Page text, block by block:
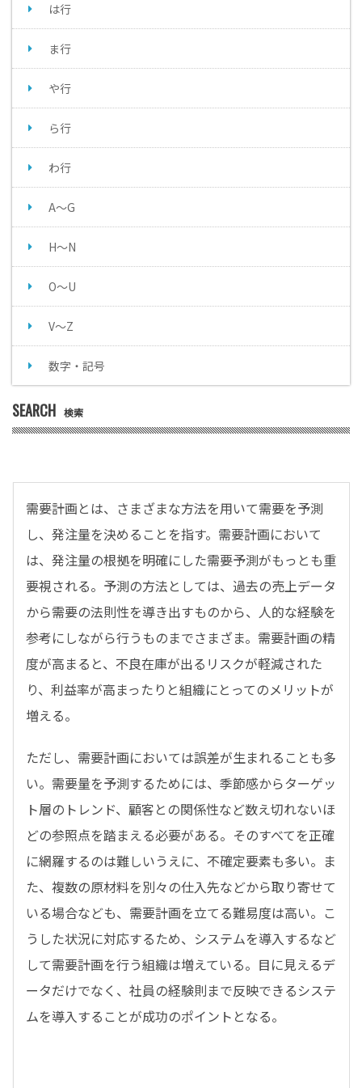
は行
ま行
や行
ら行
わ行
A～G
H～N
O～U
V～Z
数字・記号
SEARCH 検索
需要計画とは、さまざまな方法を用いて需要を予測
し、発注量を決めることを指す。需要計画において
は、発注量の根拠を明確にした需要予測がもっとも重
要視される。予測の方法としては、過去の売上データ
から需要の法則性を導き出すものから、人的な経験を
参考にしながら行うものまでさまざま。需要計画の精
度が高まると、不良在庫が出るリスクが軽減された
り、利益率が高まったりと組織にとってのメリットが
増える。
ただし、需要計画においては誤差が生まれることも多
い。需要量を予測するためには、季節感からターゲッ
ト層のトレンド、顧客との関係性など数え切れないほ
どの参照点を踏まえる必要がある。そのすべてを正確
に網羅するのは難しいうえに、不確定要素も多い。ま
た、複数の原材料を別々の仕入先などから取り寄せて
いる場合なども、需要計画を立てる難易度は高い。こ
うした状況に対応するため、システムを導入するなど
して需要計画を行う組織は増えている。目に見えるデ
ータだけでなく、社員の経験則まで反映できるシステ
ムを導入することが成功のポイントとなる。